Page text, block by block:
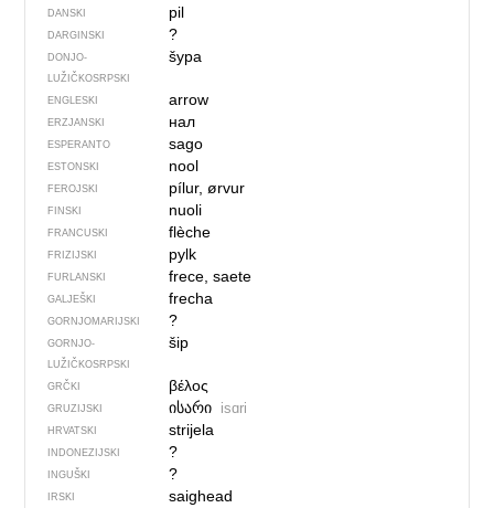
DANSKI pil
DARGINSKI ?
DONJO­
LUŽIČKOSRPSKI
šypa
ENGLESKI arrow
ERZJANSKI нал
ESPERANTO sago
ESTONSKI nool
FEROJSKI pílur, ørvur
FINSKI nuoli
FRANCUSKI flèche
FRIZIJSKI pylk
FURLANSKI frece, saete
GALJEŠKI frecha
GORNJOMARIJSKI ?
GORNJO­
LUŽIČKOSRPSKI
šip
GRČKI βέλος
GRUZIJSKI ისარი isɑri
HRVATSKI strijela
INDONEZIJSKI ?
INGUŠKI ?
IRSKI saighead